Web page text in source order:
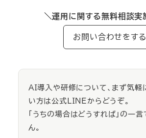
＼運用に関する無料相談実
お問い合わせをする
AI導入や研修について、まず気軽
い方は公式LINEからどうぞ。
「うちの場合はどうすれば」の一
ん。